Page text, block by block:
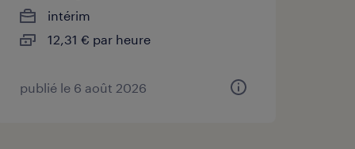
intérim
12,31 € par heure
publié le 6 août 2026